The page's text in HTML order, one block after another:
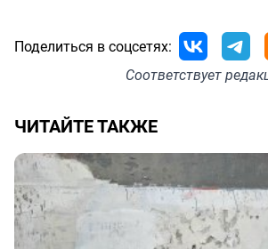
Поделиться в соцсетях:
Соответствует
ЧИТАЙТЕ ТАКЖЕ